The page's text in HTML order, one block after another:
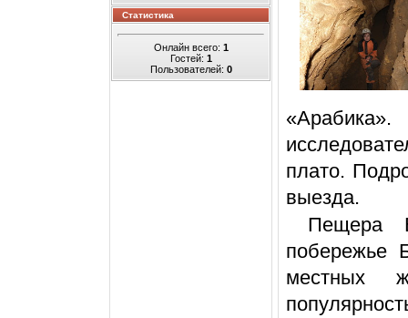
Статистика
Онлайн всего: 1
Гостей: 1
Пользователей: 0
плато.
выезда.
Пещера
побережье
местных